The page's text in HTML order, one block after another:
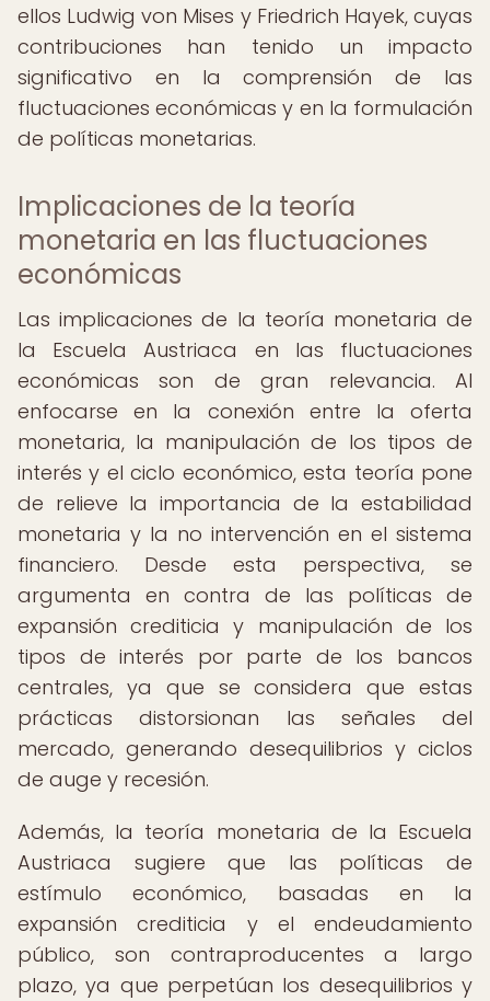
ellos Ludwig von Mises y Friedrich Hayek, cuyas
contribuciones han tenido un impacto
significativo en la comprensión de las
fluctuaciones económicas y en la formulación
de políticas monetarias.
Implicaciones de la teoría
monetaria en las fluctuaciones
económicas
Las implicaciones de la teoría monetaria de
la Escuela Austriaca en las fluctuaciones
económicas son de gran relevancia. Al
enfocarse en la conexión entre la oferta
monetaria, la manipulación de los tipos de
interés y el ciclo económico, esta teoría pone
de relieve la importancia de la estabilidad
monetaria y la no intervención en el sistema
financiero. Desde esta perspectiva, se
argumenta en contra de las políticas de
expansión crediticia y manipulación de los
tipos de interés por parte de los bancos
centrales, ya que se considera que estas
prácticas distorsionan las señales del
mercado, generando desequilibrios y ciclos
de auge y recesión.
Además, la teoría monetaria de la Escuela
Austriaca sugiere que las políticas de
estímulo económico, basadas en la
expansión crediticia y el endeudamiento
público, son contraproducentes a largo
plazo, ya que perpetúan los desequilibrios y